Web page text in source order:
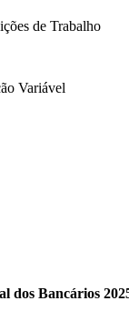
de Trabalho
Variável
dos Bancários